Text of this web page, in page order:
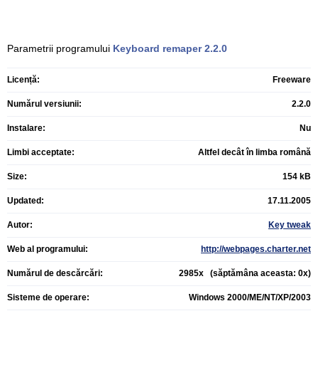
Parametrii programului Keyboard remaper 2.2.0
Licență: Freeware
Numărul versiunii: 2.2.0
Instalare: Nu
Limbi acceptate: Altfel decât în limba română
Size: 154 kB
Updated: 17.11.2005
Autor: Key tweak
Web al programului: http://webpages.charter.net
Numărul de descărcări: 2985x (săptămâna aceasta: 0x)
Sisteme de operare: Windows 2000/ME/NT/XP/2003